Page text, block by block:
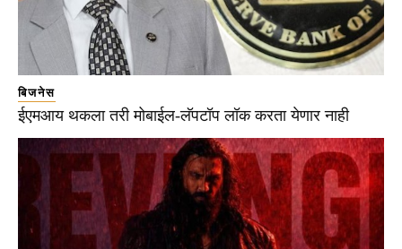
बिजनेस
ईएमआय थकला तरी मोबाईल-लॅपटॉप लॉक करता येणार नाही